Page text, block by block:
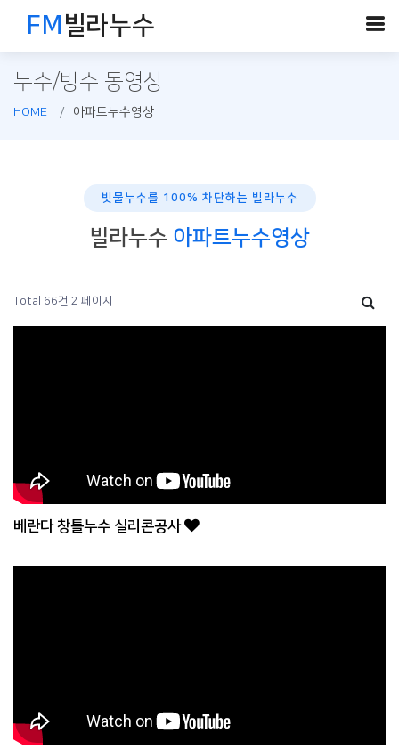
FM 빌라누수
누수/방수 동영상
HOME 아파트누수영상
빗물누수를 100% 차단하는 빌라누수
빌라누수 아파트누수영상
Total 66건 2 페이지
베란다 창틀누수 실리콘공사